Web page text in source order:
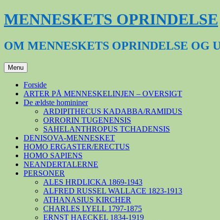
Hop
til
MENNESKETS OPRINDELSE
OM MENNESKETS OPRINDELSE OG
Menu
Forside
ARTER PÅ MENNESKELINJEN – OVERSIGT
De ældste homininer
ARDIPITHECUS KADABBA/RAMIDUS
ORRORIN TUGENENSIS
SAHELANTHROPUS TCHADENSIS
DENISOVA-MENNESKET
HOMO ERGASTER/ERECTUS
HOMO SAPIENS
NEANDERTALERNE
PERSONER
ALES HRDLICKA 1869-1943
ALFRED RUSSEL WALLACE 1823-1913
ATHANASIUS KIRCHER
CHARLES LYELL 1797-1875
ERNST HAECKEL 1834-1919